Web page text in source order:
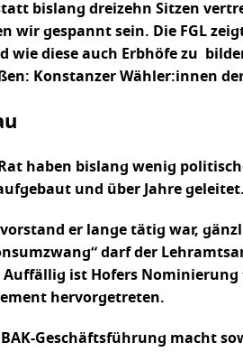
bislang dreizehn Sitzen
wir gespannt sein. Die FGL
diese auch Erbhöfe zu
Konstanzer Wähler:innen
haben bislang wenig
und über Jahre
er lange tätig war,
darf der
ist Hofers
hervorgetreten.
Geschäftsführung macht